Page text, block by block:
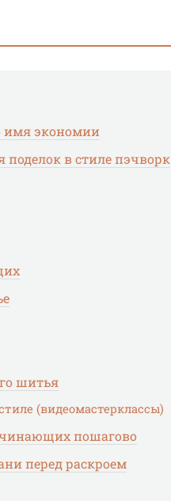
имя экономии
поделок в стиле пэчворк
шитья
(видеомастерклассы)
пошагово
перед раскроем